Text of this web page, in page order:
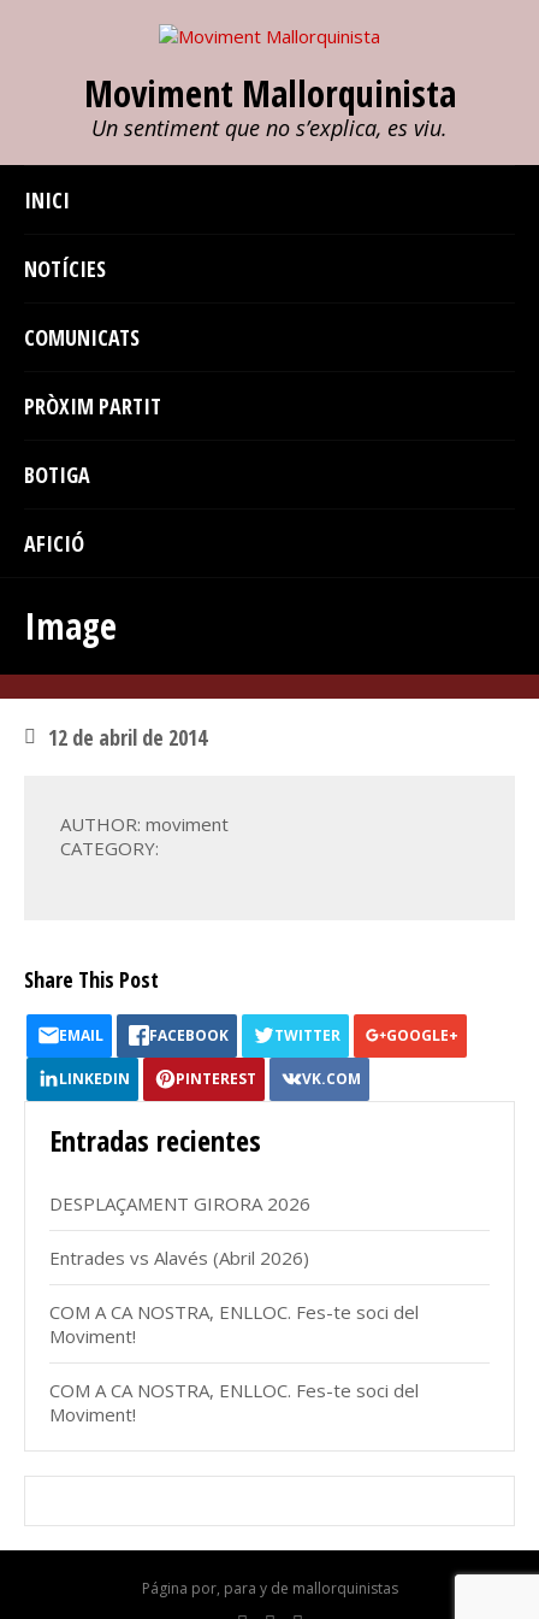
Moviment Mallorquinista
Un sentiment que no s’explica, es viu.
INICI
NOTÍCIES
COMUNICATS
PRÒXIM PARTIT
BOTIGA
AFICIÓ
Image
12 de abril de 2014
AUTHOR: moviment
CATEGORY:
Share This Post
EMAIL FACEBOOK TWITTER GOOGLE+
LINKEDIN PINTEREST VK.COM
Entradas recientes
DESPLAÇAMENT GIRORA 2026
Entrades vs Alavés (Abril 2026)
COM A CA NOSTRA, ENLLOC. Fes-te soci del
Moviment!
COM A CA NOSTRA, ENLLOC. Fes-te soci del
Moviment!
Página por, para y de mallorquinistas